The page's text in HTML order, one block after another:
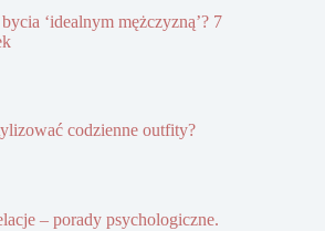
‘idealnym mężczyzną’? 7
codzienne outfity?
– porady psychologiczne.